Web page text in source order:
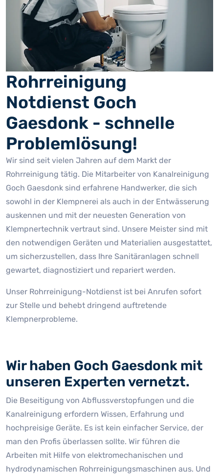
Rohrreinigung
Notdienst Goch
Gaesdonk - schnelle
Problemlösung!
Wir sind seit vielen Jahren auf dem Markt der
Rohrreinigung tätig. Die Mitarbeiter von Kanalreinigung
Goch Gaesdonk sind erfahrene Handwerker, die sich
sowohl in der Klempnerei als auch in der Entwässerung
auskennen und mit der neuesten Generation von
Klempnertechnik vertraut sind. Unsere Meister sind mit
den notwendigen Geräten und Materialien ausgestattet,
um sicherzustellen, dass Ihre Sanitäranlagen schnell
gewartet, diagnostiziert und repariert werden.
Unser Rohrreinigung-Notdienst ist bei Anrufen sofort
zur Stelle und behebt dringend auftretende
Klempnerprobleme.
Wir haben Goch Gaesdonk mit
unseren Experten vernetzt.
Die Beseitigung von Abflussverstopfungen und die
Kanalreinigung erfordern Wissen, Erfahrung und
hochpreisige Geräte. Es ist kein einfacher Service, der
man den Profis überlassen sollte. Wir führen die
Arbeiten mit Hilfe von elektromechanischen und
hydrodynamischen Rohrreinigungsmaschinen aus. Und